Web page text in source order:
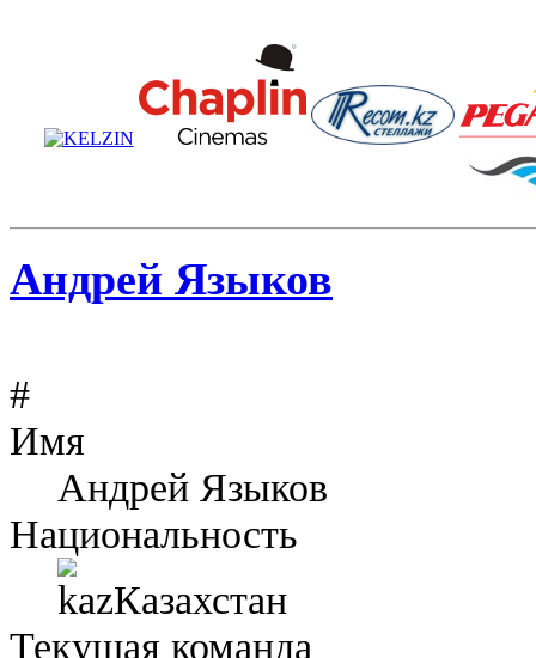
Андрей Языков
#
Имя
Андрей Языков
Национальность
Казахстан
Текущая команда